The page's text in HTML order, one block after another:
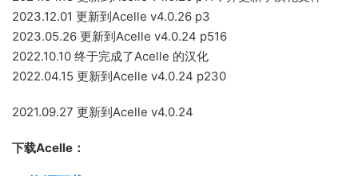
2023.12.01 更新到Acelle v4.0.26 p3
2023.05.26 更新到Acelle v4.0.24 p516
2022.10.10 终于完成了Acelle 的汉化
2022.04.15 更新到Acelle v4.0.24 p230
2021.09.27 更新到Acelle v4.0.24
下载Acelle：